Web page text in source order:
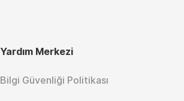
Yardım Merkezi
Bilgi Güvenliği Politikası